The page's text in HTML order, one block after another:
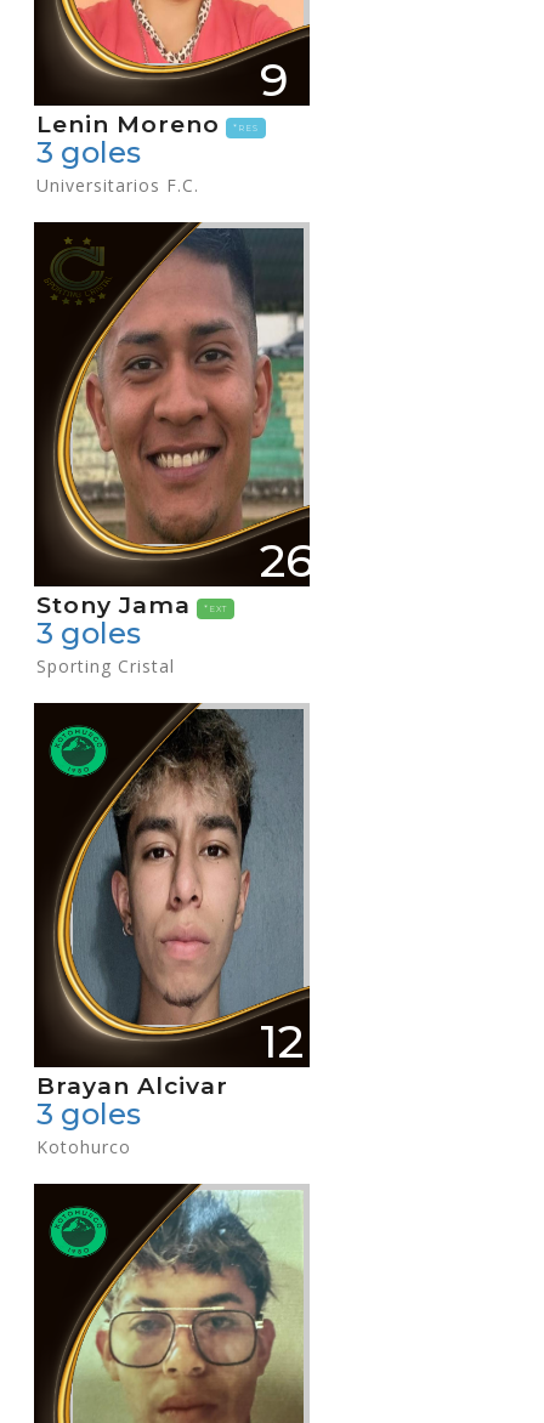
9
Lenin Moreno *RES
3 goles
Universitarios F.C.
26
Stony Jama *EXT
3 goles
Sporting Cristal
12
Brayan Alcivar
3 goles
Kotohurco